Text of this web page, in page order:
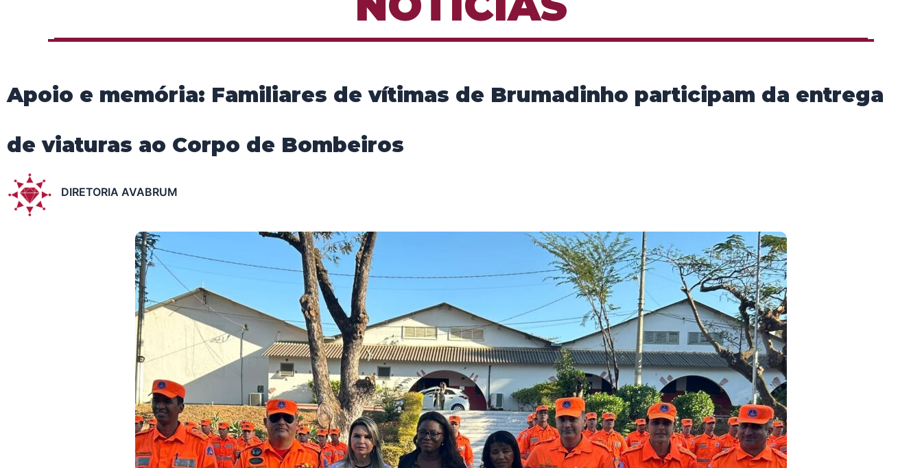
Apoio e memória: Familiares de vítimas de Brumadinho participam da entrega
de viaturas ao Corpo de Bombeiros
DIRETORIA AVABRUM